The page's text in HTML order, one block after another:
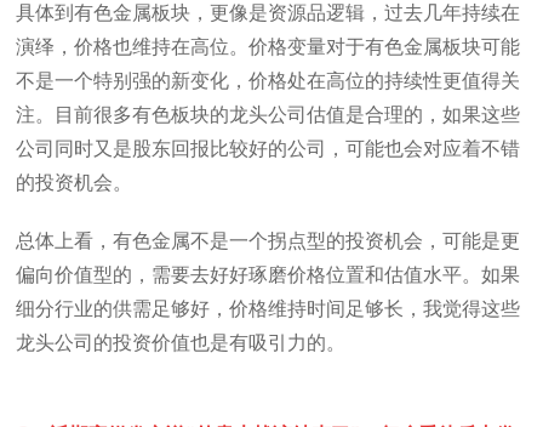
具体到有色金属板块，更像是资源品逻辑，过去几年持续在
演绎，价格也维持在高位。价格变量对于有色金属板块可能
不是一个特别强的新变化，价格处在高位的持续性更值得关
注。目前很多有色板块的龙头公司估值是合理的，如果这些
公司同时又是股东回报比较好的公司，可能也会对应着不错
的投资机会。
总体上看，有色金属不是一个拐点型的投资机会，可能是更
偏向价值型的，需要去好好琢磨价格位置和估值水平。如果
细分行业的供需足够好，价格维持时间足够长，我觉得这些
龙头公司的投资价值也是有吸引力的。